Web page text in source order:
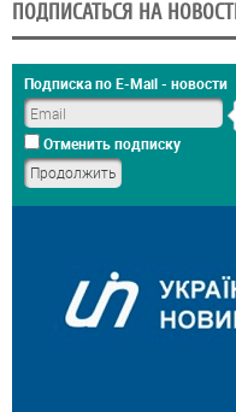
ПОДПИСАТЬСЯ НА
Подписка по E-Mail - новости
Отменить подписку